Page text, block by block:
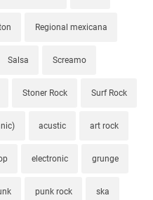
Regional mexicana
Salsa Screamo
Stoner Rock Surf Rock
acustic art rock
electronic grunge
punk rock ska